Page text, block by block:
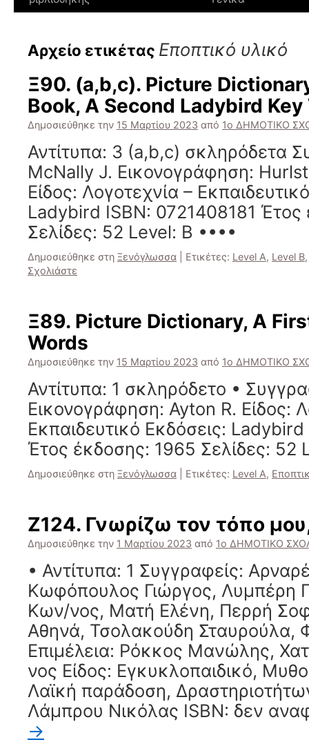
Αρχείο ετικέτας Εποπτικό υλικό
Ξ90. (a,b,c). Picture
Book, A Second Ladybird Key
Δημοσιεύθηκε την 15 Μαρτίου 2023 από 1ο ΔΗΜΟΤΙΚΟ
Αντίτυπα: 3 (a,b,c) σκληρόδετα
McNally J. Εικονογράφηση:
Είδος: Λογοτεχνία –
Ladybird ISBN: 0721408181 Έτος
Σελίδες: 52 Level: B ••••
Δημοσιεύθηκε στη Ξενόγλωσσα Ετικέτες: Level A, Level B
Σχολιάστε
Ξ89. Picture Dictionary, A
Words
Δημοσιεύθηκε την 15 Μαρτίου 2023 από 1ο ΔΗΜΟΤΙΚΟ
Αντίτυπα: 1 σκληρόδετο •
Εικονογράφηση: Ayton R. Είδος:
Εκπαιδευτικό Εκδόσεις:
Έτος έκδοσης: 1965 Σελίδες: 52
Δημοσιεύθηκε στη Ξενόγλωσσα Ετικέτες: Level A,
Ζ124. Γνωρίζω τον τόπο
Δημοσιεύθηκε την 1 Μαρτίου 2023 από 1ο ΔΗΜΟΤΙΚΟ
• Αντίτυπα: 1 Συγγραφείς:
Κωφόπουλος Γιώργος, Λυμπέρη
Κων/νος, Ματή Ελένη, Περρή
Αθηνά, Τσολακούδη Σταυρούλα,
Επιμέλεια: Ρόκκος Μανώλης,
νος Είδος: Εγκυκλοπαιδικό,
Λαϊκή παράδοση,
Λάμπρου Νικόλας ISBN: δεν
→